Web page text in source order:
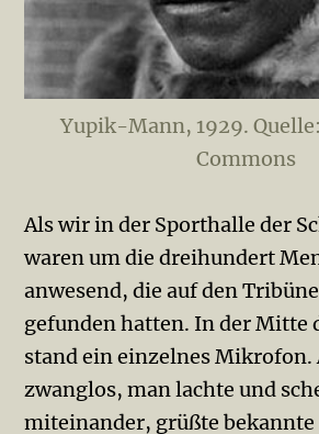
Yupik-Mann, 1929.
Commons
Als wir in der Sporthalle der
waren um die dreihundert
anwesend, die auf den
gefunden hatten. In der Mitte
stand ein einzelnes Mikrofon.
zwanglos, man lachte und
miteinander, grüßte bekannte